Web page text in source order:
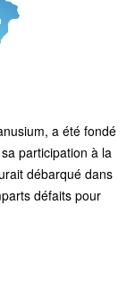
a été fondé
participation à la
débarqué dans
défaits pour